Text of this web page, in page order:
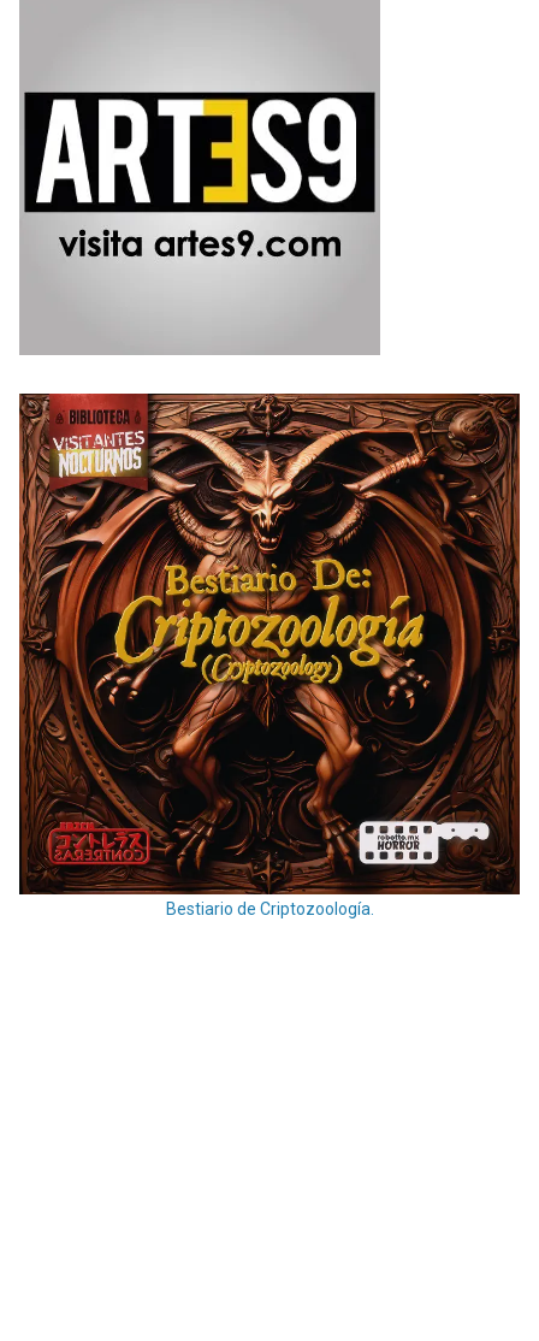
Bestiario de Criptozoología.